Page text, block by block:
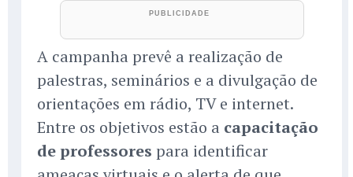
A campanha prevê a realização de
palestras, seminários e a divulgação de
orientações em rádio, TV e internet.
Entre os objetivos estão a capacitação
de professores para identificar